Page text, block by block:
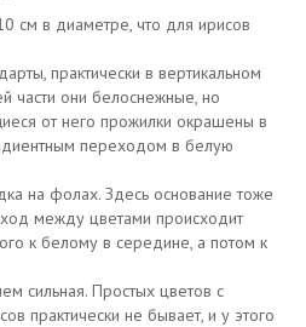
см в диаметре, что для ирисов
практически в вертикальном
части они белоснежные, но
от него прожилки окрашены в
переходом в белую
на фолах. Здесь основание тоже
между цветами происходит
к белому в середине, а потом к
сильная. Простых цветов с
практически не бывает, и у этого